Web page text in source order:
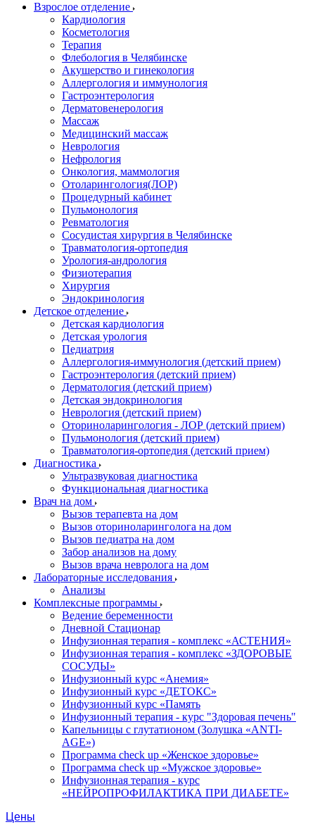
Взрослое отделение
Кардиология
Косметология
Терапия
Флебология в Челябинске
Акушерство и гинекология
Аллергология и иммунология
Гастроэнтерология
Дерматовенерология
Массаж
Медицинский массаж
Неврология
Нефрология
Онкология, маммология
Отоларингология(ЛОР)
Процедурный кабинет
Пульмонология
Ревматология
Сосудистая хирургия в Челябинске
Травматология-ортопедия
Урология-андрология
Физиотерапия
Хирургия
Эндокринология
Детское отделение
Детская кардиология
Детская урология
Педиатрия
Аллергология-иммунология (детский прием)
Гастроэнтерология (детский прием)
Дерматология (детский прием)
Детская эндокринология
Неврология (детский прием)
Оториноларингология - ЛОР (детский прием)
Пульмонология (детский прием)
Травматология-ортопедия (детский прием)
Диагностика
Ультразвуковая диагностика
Функциональная диагностика
Врач на дом
Вызов терапевта на дом
Вызов оториноларинголога на дом
Вызов педиатра на дом
Забор анализов на дому
Вызов врача невролога на дом
Лабораторные исследования
Анализы
Комплексные программы
Ведение беременности
Дневной Стационар
Инфузионная терапия - комплекс «АСТЕНИЯ»
Инфузионная терапия - комплекс «ЗДОРОВЫЕ
СОСУДЫ»
Инфузионный курс «Анемия»
Инфузионный курс «ДЕТОКС»
Инфузионный курс «Память
Инфузионный терапия - курс "Здоровая печень"
Капельницы с глутатионом (Золушка «ANTI-
AGE»)
Программа check up «Женское здоровье»
Программа check up «Мужское здоровье»
Инфузионная терапия - курс
«НЕЙРОПРОФИЛАКТИКА ПРИ ДИАБЕТЕ»
Цены